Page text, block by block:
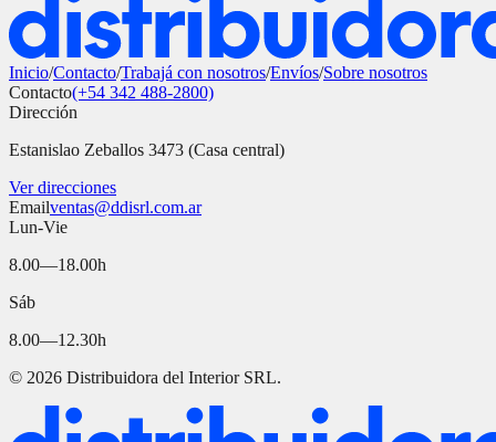
Inicio/Contacto/Trabajá con nosotros/Envíos/Sobre nosotros
Contacto(+54 342 488-2800)
Dirección
Estanislao Zeballos 3473 (Casa central)
Ver direcciones
Emailventas@ddisrl.com.ar
Lun-Vie
8.00—18.00h
Sáb
8.00—12.30h
© 2026 Distribuidora del Interior SRL.